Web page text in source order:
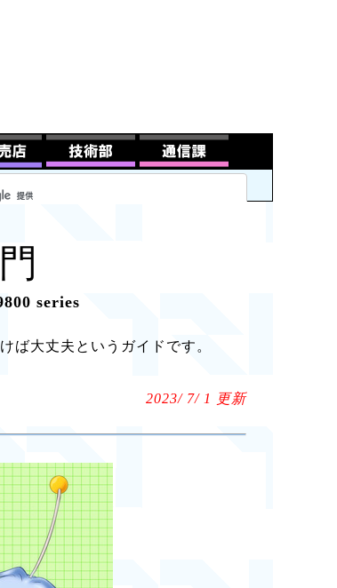
series
ば大丈夫というガイドです。
2023/ 7/ 1 更新